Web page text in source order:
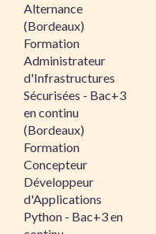
Alternance
(Bordeaux)
Formation
Administrateur
d'Infrastructures
Sécurisées - Bac+3
en continu
(Bordeaux)
Formation
Concepteur
Développeur
d'Applications
Python - Bac+3 en